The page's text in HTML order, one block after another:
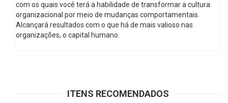
com os quais você terá a habilidade de transformar a cultura
organizacional por meio de mudanças comportamentais.
Alcançará resultados com o que há de mais valioso nas
organizações, o capital humano.
ITENS RECOMENDADOS